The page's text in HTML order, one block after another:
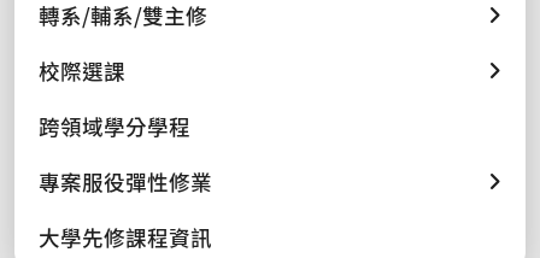
轉系/輔系/雙主修
校際選課
跨領域學分學程
專案服役彈性修業
大學先修課程資訊